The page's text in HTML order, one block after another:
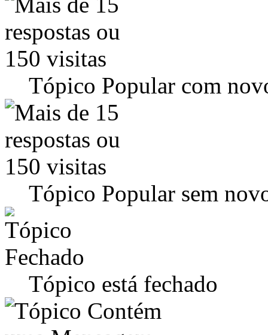
Tópico Popular com
Tópico Popular sem
Tópico está fechado